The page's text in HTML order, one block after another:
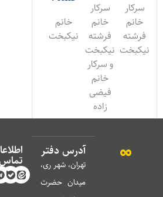
سرکار
خانم
فرشته
سرکار
خانم
فرشته
نیکبخت
و سرکار
خانم
فیضی
خانم
نیکبخت
آدرس دفتر
تهران، شهر ری،
میدان حضرت
اطلاعات
تماس